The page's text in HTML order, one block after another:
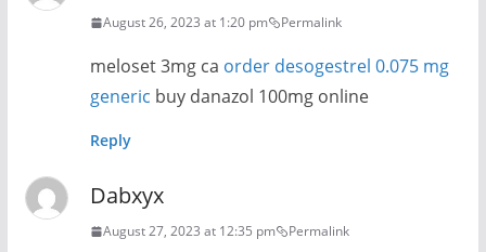
August 26, 2023 at 1:20 pm Permalink
meloset 3mg ca order desogestrel 0.075 mg
generic buy danazol 100mg online
Reply
Dabxyx
August 27, 2023 at 12:35 pm Permalink